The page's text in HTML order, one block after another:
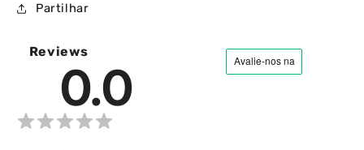
Partilhar
Reviews
0.0